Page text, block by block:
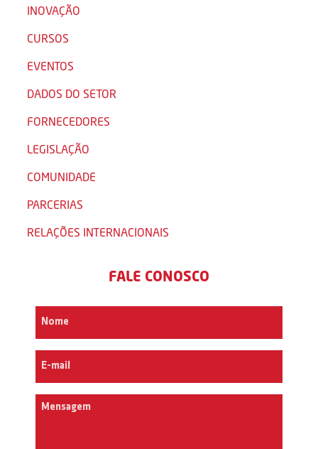
INOVAÇÃO
CURSOS
EVENTOS
DADOS DO SETOR
FORNECEDORES
LEGISLAÇÃO
COMUNIDADE
PARCERIAS
RELAÇÕES INTERNACIONAIS
FALE CONOSCO